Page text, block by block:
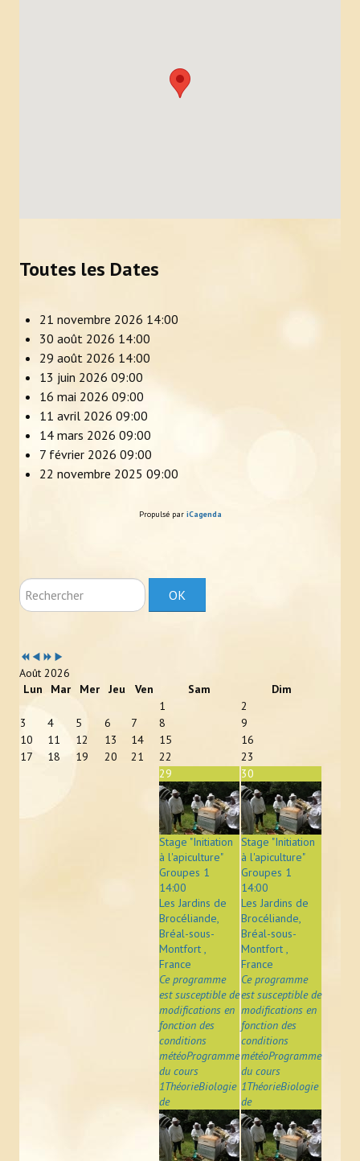
Toutes les Dates
21 novembre 2026 14:00
30 août 2026 14:00
29 août 2026 14:00
13 juin 2026 09:00
16 mai 2026 09:00
11 avril 2026 09:00
14 mars 2026 09:00
7 février 2026 09:00
22 novembre 2025 09:00
Propulsé par iCagenda
Rechercher OK
Année
précédente
Mois
précédent
Année
suivante
Mois
suivant
Août 2026
Lun
Mar Mer Jeu Ven Sam
Dim
1
2
3
4 5 6 7 8
9
10
11 12 13 14 15
16
17
18 19 20 21 22 23
29
Stage "Initiation
à l'apiculture"
Groupes 1
14:00
Les Jardins de
Brocéliande,
Bréal-sous-
Montfort ,
France
Ce programme
est susceptible de
modifications en
fonction des
conditions
météoProgramme
du cours
1ThéorieBiologie
de
30
Stage "Initiation
à l'apiculture"
Groupes 1
14:00
Les Jardins de
Brocéliande,
Bréal-sous-
Montfort ,
France
Ce programme
est susceptible de
modifications en
fonction des
conditions
météoProgramme
du cours
1ThéorieBiologie
de